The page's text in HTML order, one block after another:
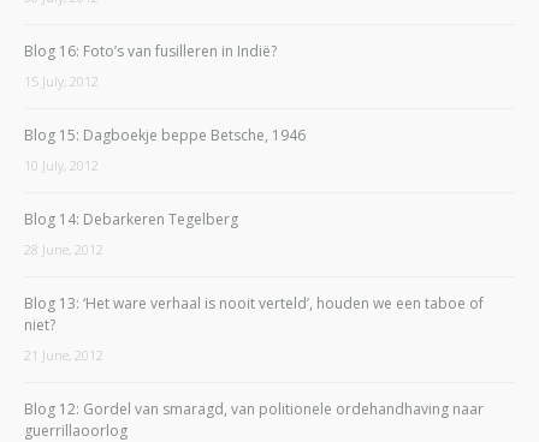
Blog 16: Foto’s van fusilleren in Indië?
15 July, 2012
Blog 15: Dagboekje beppe Betsche, 1946
10 July, 2012
Blog 14: Debarkeren Tegelberg
28 June, 2012
Blog 13: ‘Het ware verhaal is nooit verteld’, houden we een taboe of
niet?
21 June, 2012
Blog 12: Gordel van smaragd, van politionele ordehandhaving naar
guerrillaoorlog